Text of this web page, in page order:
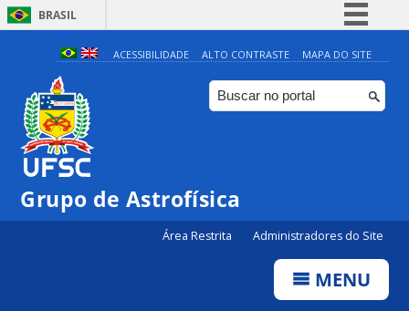
BRASIL
Simplifique!
Comunica BR
Participe
ACESSIBILIDADE ALTO CONTRASTE MAPA DO SITE
Grupo de Astrofísica
Área Restrita Administradores do Site
MENU